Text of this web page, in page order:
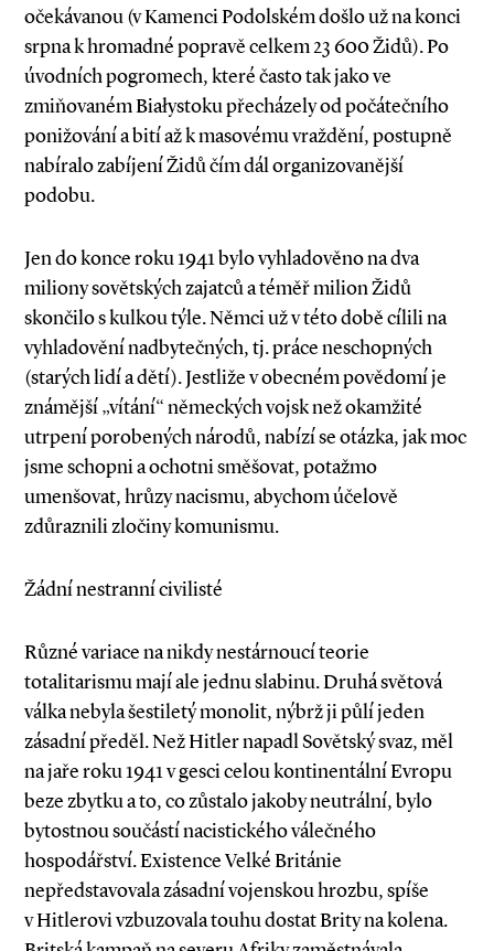
očekávanou (v Kamenci Podolském došlo už na konci
srpna k hromadné popravě celkem 23 600 Židů). Po
úvodních pogromech, které často tak jako ve
zmiňovaném Białystoku přecházely od počátečního
ponižování a bití až k masovému vraždění, postupně
nabíralo zabíjení Židů čím dál organizovanější
podobu.
Jen do konce roku 1941 bylo vyhladověno na dva
miliony sovětských zajatců a téměř milion Židů
skončilo s kulkou týle. Němci už v této době cílili na
vyhladovění nadbytečných, tj. práce neschopných
(starých lidí a dětí). Jestliže v obecném povědomí je
známější „vítání“ německých vojsk než okamžité
utrpení porobených národů, nabízí se otázka, jak moc
jsme schopni a ochotni směšovat, potažmo
umenšovat, hrůzy nacismu, abychom účelově
zdůraznili zločiny komunismu.
Žádní nestranní civilisté
Různé variace na nikdy nestárnoucí teorie
totalitarismu mají ale jednu slabinu. Druhá světová
válka nebyla šestiletý monolit, nýbrž ji půlí jeden
zásadní předěl. Než Hitler napadl Sovětský svaz, měl
na jaře roku 1941 v gesci celou kontinentální Evropu
beze zbytku a to, co zůstalo jakoby neutrální, bylo
bytostnou součástí nacistického válečného
hospodářství. Existence Velké Británie
nepředstavovala zásadní vojenskou hrozbu, spíše
v Hitlerovi vzbuzovala touhu dostat Brity na kolena.